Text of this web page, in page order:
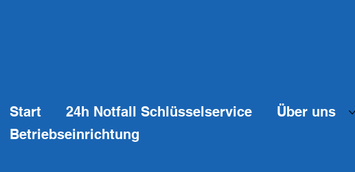
Start 24h Notfall Schlüsselservice Über uns
Betriebseinrichtung